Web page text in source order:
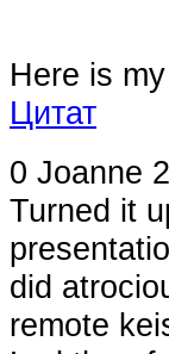
Here is
Цитат
0 Joanne
Turned it
did
remote